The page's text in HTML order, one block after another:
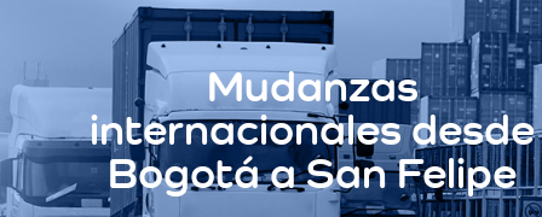
Mudanzas
internacionales desde
Bogotá a San Felipe